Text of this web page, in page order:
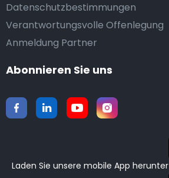
Datenschutzbestimmungen
Verantwortungsvolle Offenlegung
Anmeldung Partner
Abonnieren Sie uns
Laden Sie unsere mobile App herunter